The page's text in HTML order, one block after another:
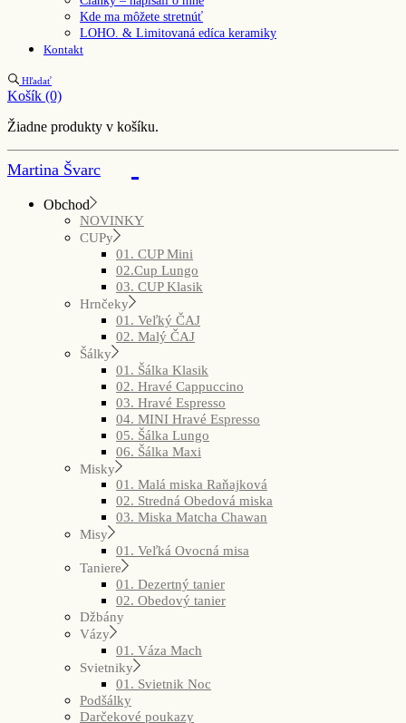
Kde ma môžete stretnúť
LOHO. & Limitovaná edíca keramiky
Kontakt
Hľadať
Košík (0)
Žiadne produkty v košíku.
Martina Švarc
Obchod
NOVINKY
CUPy
01. CUP Mini
02.Cup Lungo
03. CUP Klasik
Hrnčeky
01. Veľký ČAJ
02. Malý ČAJ
Šálky
01. Šálka Klasik
02. Hravé Cappuccino
03. Hravé Espresso
04. MINI Hravé Espresso
05. Šálka Lungo
06. Šálka Maxi
Misky
01. Malá miska Raňajková
02. Stredná Obedová miska
03. Miska Matcha Chawan
Misy
01. Veľká Ovocná misa
Taniere
01. Dezertný tanier
02. Obedový tanier
Džbány
Vázy
01. Váza Mach
Svietniky
01. Svietnik Noc
Podšálky
Darčekové poukazy